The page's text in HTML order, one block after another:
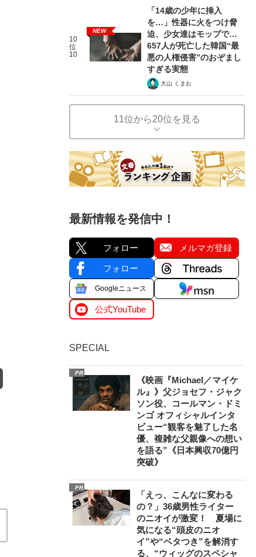
10
位
10
NEW
「14歳の少年に挿入
を…」性器に火をつけ脅
迫、少女達はモップで…
657人が死亡した韓国“最
悪の人権侵害”のおぞまし
すぎる実態
大山 くまお
11位から20位を見る
最新情報を発信中！
フォロー メルマガ登録
フォロー
Googleニュース
公式YouTube
SPECIAL
PR
《映画『Michael／マイケ
ル』》父ジョセフ・ジャク
ソン役、コールマン・ドミ
ンゴ オフィシャルインタ
ビュー“観客を魅了した名
優、複雑な父親像への想い
を語る”《日本興収70億円
突破》
PR
「えっ、こんなに変わる
の？」36歳男性ライター
のニオイが激変！ 夏場に
気になる“頭皮のニオ
イ”や“ベタつき”を解消す
る、“ウィッグのスペシャ